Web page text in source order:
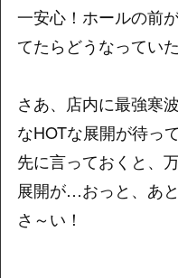
一安心！ホールの前
てたらどうなってい
さあ、店内に最強寒
なHOTな展開が待っ
先に言っておくと、
展開が…おっと、あ
さ～い！